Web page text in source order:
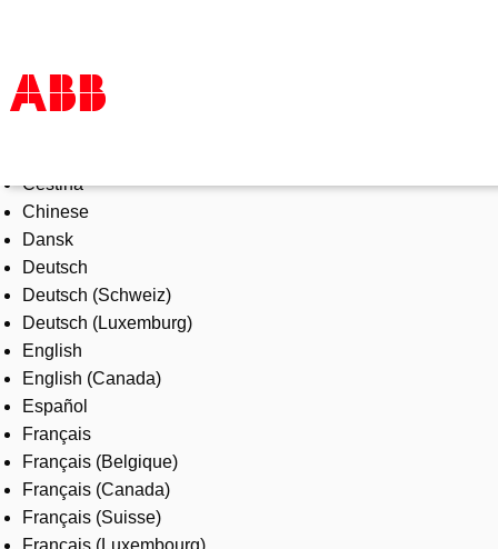
Products & Solutions
Industries
Services
About us
Where to buy
Contact us
Careers
Čeština
Chinese
Dansk
Deutsch
Deutsch (Schweiz)
Deutsch (Luxemburg)
English
English (Canada)
Español
Français
Français (Belgique)
Français (Canada)
Français (Suisse)
Français (Luxembourg)